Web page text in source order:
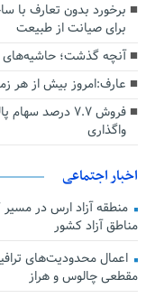
برخورد بدون تعارف با
برای صیانت از طبیعت
آنچه گذشت؛ حاشیه‌های
عارف:امروز بیش از هر
فروش ۷.۷ درصد
واگذاری
اخبار اجتماعی
منطقه آزاد ارس در
مناطق آزاد کشور
اعمال محدودیت‌های
مقطعی چالوس و هراز